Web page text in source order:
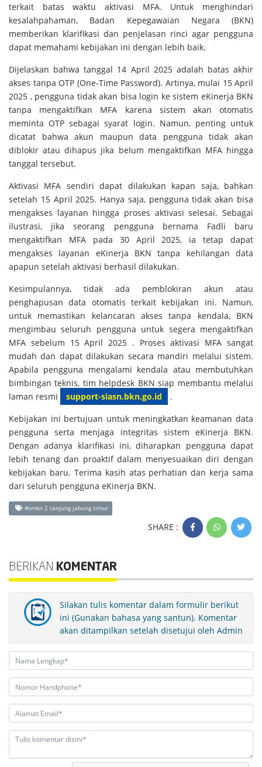
terkait batas waktu aktivasi MFA. Untuk menghindari
kesalahpahaman, Badan Kepegawaian Negara (BKN)
memberikan klarifikasi dan penjelasan rinci agar pengguna
dapat memahami kebijakan ini dengan lebih baik.
Dijelaskan bahwa tanggal 14 April 2025 adalah batas akhir
akses tanpa OTP (One-Time Password). Artinya, mulai 15 April
2025 , pengguna tidak akan bisa login ke sistem eKinerja BKN
tanpa mengaktifkan MFA karena sistem akan otomatis
meminta OTP sebagai syarat login. Namun, penting untuk
dicatat bahwa akun maupun data pengguna tidak akan
diblokir atau dihapus jika belum mengaktifkan MFA hingga
tanggal tersebut.
Aktivasi MFA sendiri dapat dilakukan kapan saja, bahkan
setelah 15 April 2025. Hanya saja, pengguna tidak akan bisa
mengakses layanan hingga proses aktivasi selesai. Sebagai
ilustrasi, jika seorang pengguna bernama Fadli baru
mengaktifkan MFA pada 30 April 2025, ia tetap dapat
mengakses layanan eKinerja BKN tanpa kehilangan data
apapun setelah aktivasi berhasil dilakukan.
Kesimpulannya, tidak ada pemblokiran akun atau
penghapusan data otomatis terkait kebijakan ini. Namun,
untuk memastikan kelancaran akses tanpa kendala, BKN
mengimbau seluruh pengguna untuk segera mengaktifkan
MFA sebelum 15 April 2025 . Proses aktivasi MFA sangat
mudah dan dapat dilakukan secara mandiri melalui sistem.
Apabila pengguna mengalami kendala atau membutuhkan
bimbingan teknis, tim helpdesk BKN siap membantu melalui
laman resmi
support-siasn.bkn.go.id
.
Kebijakan ini bertujuan untuk meningkatkan keamanan data
pengguna serta menjaga integritas sistem eKinerja BKN.
Dengan adanya klarifikasi ini, diharapkan pengguna dapat
lebih tenang dan proaktif dalam menyesuaikan diri dengan
kebijakan baru. Terima kasih atas perhatian dan kerja sama
dari seluruh pengguna eKinerja BKN.
#smkn 2 tanjung jabung timur
SHARE :
BERIKAN KOMENTAR
Silakan tulis komentar dalam formulir berikut
ini (Gunakan bahasa yang santun). Komentar
akan ditampilkan setelah disetujui oleh Admin